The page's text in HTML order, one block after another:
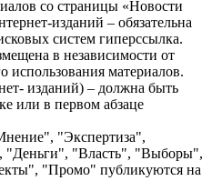
со страницы «Новости
изданий – обязательна
систем гиперссылка.
в независимости от
использования материалов.
изданий) – должна быть
или в первом абзаце
"Экспертиза",
"Деньги", "Власть", "Выборы",
"Промо" публикуются на